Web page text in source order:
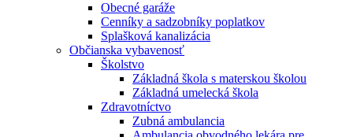
Obecné garáže
Cenníky a sadzobníky poplatkov
Splašková kanalizácia
Občianska vybavenosť
Školstvo
Základná škola s materskou školou
Základná umelecká škola
Zdravotníctvo
Zubná ambulancia